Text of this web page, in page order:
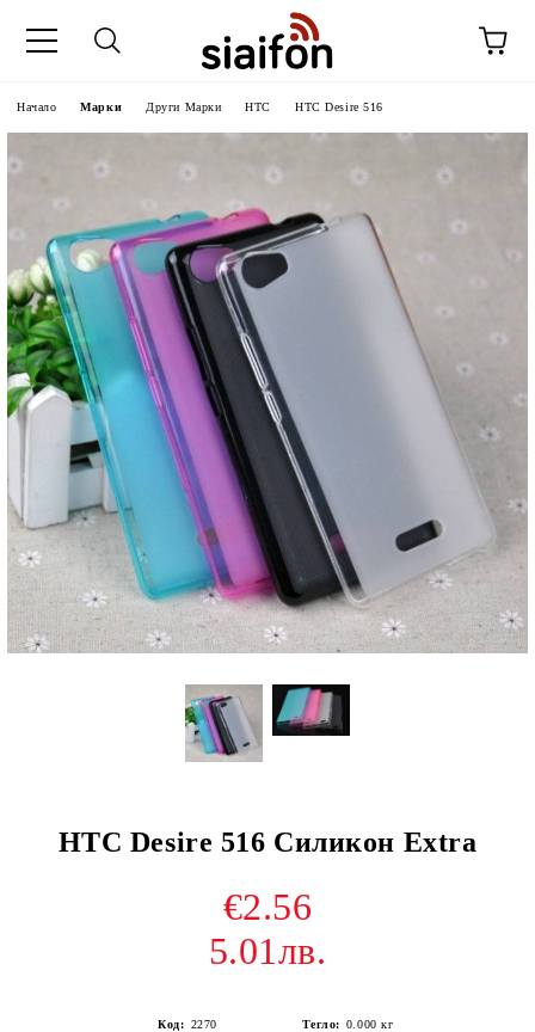
Начало Марки Други Марки HTC HTC Desire 516
HTC Desire 516 Силикон Extra
€2.56
5.01лв.
Код: 2270 Тегло: 0.000 кг